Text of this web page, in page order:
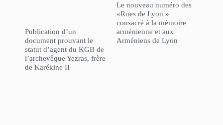
Publication d’un
document prouvant le
statut d’agent du KGB de
l’archevêque Yezras, frère
de Karékine II
Le nouveau numéro des
«Rues de Lyon »
consacré à la mémoire
arménienne et aux
Arméniens de Lyon